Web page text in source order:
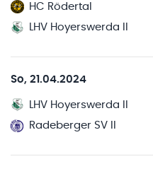
HC Rödertal
LHV Hoyerswerda II
So, 21.04.2024
LHV Hoyerswerda II
Radeberger SV II